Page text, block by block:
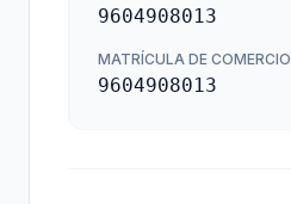
9604908013
MATRÍCULA DE COMERCIO
9604908013